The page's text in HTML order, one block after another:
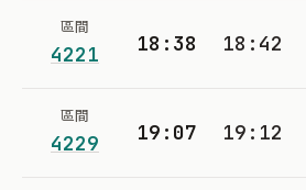
區間
4221 18:38 18:42
區間
4229 19:07 19:12